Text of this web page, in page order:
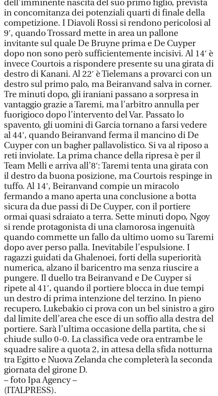
dell’imminente nascita del suo primo figlio, prevista
in concomitanza dei potenziali quarti di finale della
competizione. I Diavoli Rossi si rendono pericolosi al
9′, quando Trossard mette in area un pallone
invitante sul quale De Bruyne prima e De Cuyper
dopo non sono però sufficientemente incisivi. Al 14′ è
invece Courtois a rispondere presente su una girata di
destro di Kanani. Al 22′ è Tielemans a provarci con un
destro sul primo palo, ma Beiranvand salva in corner.
Tre minuti dopo, gli iraniani passano a sorpresa in
vantaggio grazie a Taremi, ma l’arbitro annulla per
fuorigioco dopo l’intervento del Var. Passato lo
spavento, gli uomini di Garcia tornano a farsi vedere
al 44′, quando Beiranvand ferma il mancino di De
Cuyper con un bagher pallavolistico. Si va al riposo a
reti inviolate. La prima chance della ripresa è per il
Team Melli e arriva all’8′: Taremi tenta una girata con
il destro da buona posizione, ma Courtois respinge in
tuffo. Al 14′, Beiranvand compie un miracolo
fermando a mano aperta una conclusione a botta
sicura da due passi di De Cuyper, con il portiere
ormai quasi sdraiato a terra. Sette minuti dopo, Ngoy
si rende protagonista di una clamorosa ingenuità
quando commette un fallo da ultimo uomo su Taremi
dopo aver perso palla. Inevitabile l’espulsione. I
ragazzi guidati da Ghalenoei, forti della superiorità
numerica, alzano il baricentro ma senza riuscire a
pungere. Il duello tra Beiranvand e De Cuyper si
ripete al 41′, quando il portiere blocca in due tempi
un destro di prima intenzione del terzino. In pieno
recupero, Lukebakio ci prova con un bel sinistro a giro
dal limite dell’area che esce di un soffio alla destra del
portiere. Sarà l’ultima occasione della partita, che si
chiude sullo 0-0. La classifica vede ora entrambe le
squadre salire a quota 2, in attesa della sfida notturna
tra Egitto e Nuova Zelanda che completerà la seconda
giornata del girone D.
– foto Ipa Agency –
(ITALPRESS).